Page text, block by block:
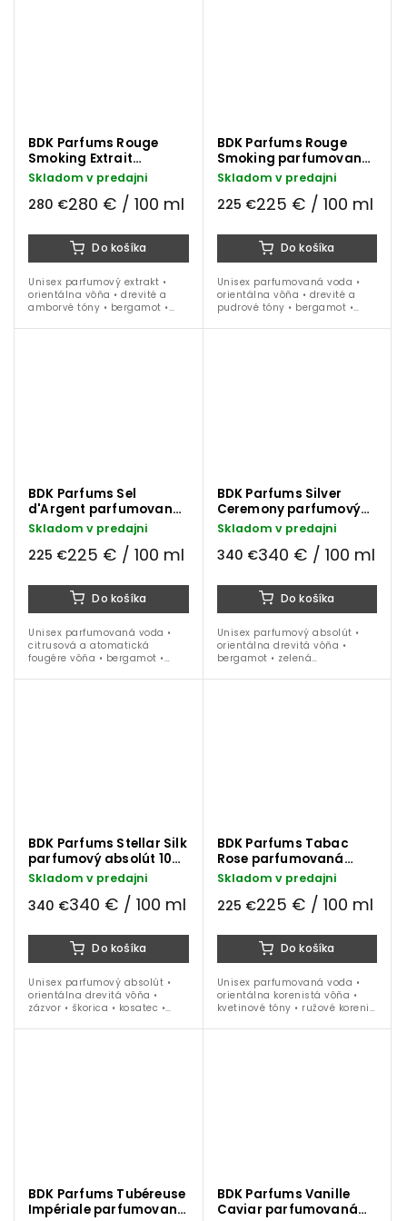
BDK Parfums Rouge
Smoking Extrait
parfumový extrakt 100
Skladom v predajni
280 €280 € / 100 ml
Do košíka
Unisex parfumový extrakt •
orientálna vôňa • drevité a
amborvé tóny • bergamot •
vanilka • šafrán • labdanum •
BDK Parfums Rouge
Smoking parfumovaná
voda 100 ml
Skladom v predajni
225 €225 € / 100 ml
Do košíka
Unisex parfumovaná voda •
orientálna vôňa • drevité a
pudrové tóny • bergamot •
ambroxan • labdanum • pižmo
BDK Parfums Sel
d'Argent parfumovaná
voda 100 ml
Skladom v predajni
225 €225 € / 100 ml
Do košíka
Unisex parfumovaná voda •
citrusová a atomatická
fougére vôňa • bergamot •
pomarančovníka • Ylang-
BDK Parfums Silver
Ceremony parfumový
absolút 100 ml
Skladom v predajni
340 €340 € / 100 ml
Do košíka
Unisex parfumový absolút •
orientálna drevitá vôňa •
bergamot • zelená
korenie • céder • pačuli • oud •
BDK Parfums Stellar Silk
parfumový absolút 100
ml
Skladom v predajni
340 €340 € / 100 ml
Do košíka
Unisex parfumový absolút •
orientálna drevitá vôňa •
zázvor • škorica • kosatec •
santalové drevo • ideálna na
BDK Parfums Tabac
Rose parfumovaná
voda 100 ml
Skladom v predajni
225 €225 € / 100 ml
Do košíka
Unisex parfumovaná voda •
orientálna korenistá vôňa •
kvetinové tóny • ružové korenie
• pačuli • labdanum • ideálna
BDK Parfums Tubéreuse
Impériale parfumovaná
BDK Parfums Vanille
Caviar parfumovaná